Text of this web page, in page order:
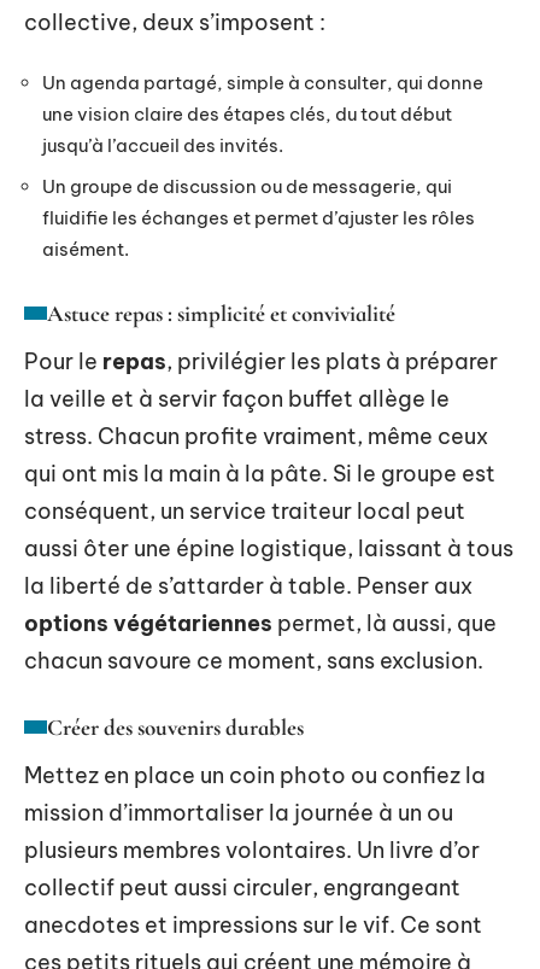
collective, deux s’imposent :
Un agenda partagé, simple à consulter, qui donne
une vision claire des étapes clés, du tout début
jusqu’à l’accueil des invités.
Un groupe de discussion ou de messagerie, qui
fluidifie les échanges et permet d’ajuster les rôles
aisément.
Astuce repas : simplicité et convivialité
Pour le repas, privilégier les plats à préparer
la veille et à servir façon buffet allège le
stress. Chacun profite vraiment, même ceux
qui ont mis la main à la pâte. Si le groupe est
conséquent, un service traiteur local peut
aussi ôter une épine logistique, laissant à tous
la liberté de s’attarder à table. Penser aux
options végétariennes permet, là aussi, que
chacun savoure ce moment, sans exclusion.
Créer des souvenirs durables
Mettez en place un coin photo ou confiez la
mission d’immortaliser la journée à un ou
plusieurs membres volontaires. Un livre d’or
collectif peut aussi circuler, engrangeant
anecdotes et impressions sur le vif. Ce sont
ces petits rituels qui créent une mémoire à